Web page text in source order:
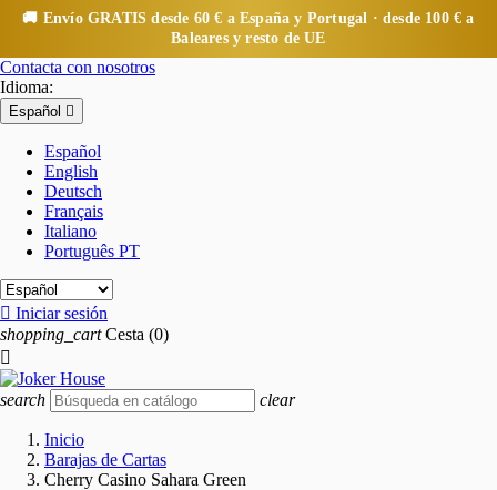
🚚 Envío GRATIS desde 60 € a España y Portugal · desde 100 € a
Baleares y resto de UE
Contacta con nosotros
Idioma:
Español 
Español
English
Deutsch
Français
Italiano
Português PT
 Iniciar sesión
shopping_cart Cesta (0)

search clear
Inicio
Barajas de Cartas
Cherry Casino Sahara Green